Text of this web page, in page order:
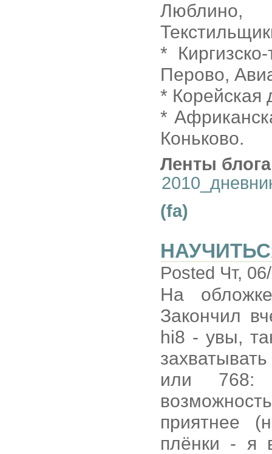
Люблино,
*
Перово,
*
*
Коньково.
Ленты
(fa)
Posted Чт,
На
Закончил
hi8 - увы,
или 768:
приятнее
плёнки - я